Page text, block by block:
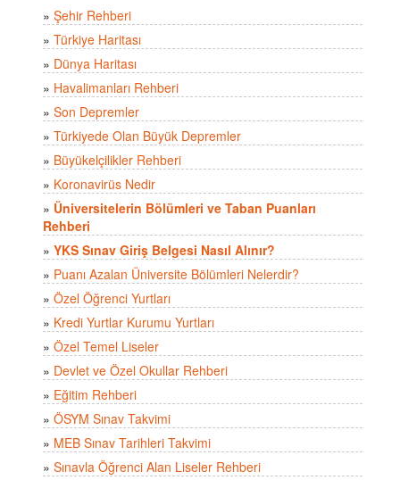
» Şehir Rehberi
» Türkiye Haritası
» Dünya Haritası
» Havalimanları Rehberi
» Son Depremler
» Türkiyede Olan Büyük Depremler
» Büyükelçilikler Rehberi
» Koronavirüs Nedir
» Üniversitelerin Bölümleri ve Taban Puanları
Rehberi
» YKS Sınav Giriş Belgesi Nasıl Alınır?
» Puanı Azalan Üniversite Bölümleri Nelerdir?
» Özel Öğrenci Yurtları
» Kredi Yurtlar Kurumu Yurtları
» Özel Temel Liseler
» Devlet ve Özel Okullar Rehberi
» Eğitim Rehberi
» ÖSYM Sınav Takvimi
» MEB Sınav Tarihleri Takvimi
» Sınavla Öğrenci Alan Liseler Rehberi